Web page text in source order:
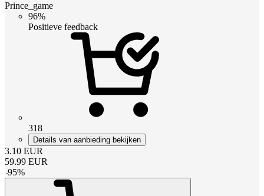
Prince_game
96%
Positieve feedback
318
Details van aanbieding bekijken
3.10 EUR
59.99 EUR
-95%